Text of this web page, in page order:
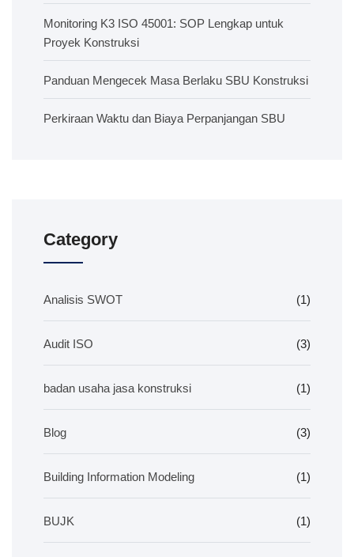
Monitoring K3 ISO 45001: SOP Lengkap untuk
Proyek Konstruksi
Panduan Mengecek Masa Berlaku SBU Konstruksi
Perkiraan Waktu dan Biaya Perpanjangan SBU
Category
Analisis SWOT (1)
Audit ISO (3)
badan usaha jasa konstruksi (1)
Blog (3)
Building Information Modeling (1)
BUJK (1)